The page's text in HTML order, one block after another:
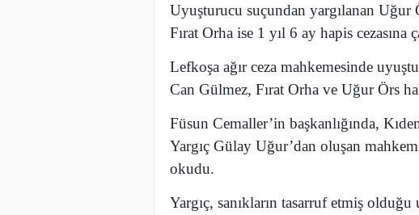
Uyuşturucu suçundan yargılanan
Fırat Orha ise 1 yıl 6 ay hapis cezasına
Lefkoşa ağır ceza mahkemesinde
Can Gülmez, Fırat Orha ve Uğur Örs
Füsun Cemaller’in başkanlığında,
Yargıç Gülay Uğur’dan oluşan
okudu.
Yargıç, sanıkların tasarruf etmiş